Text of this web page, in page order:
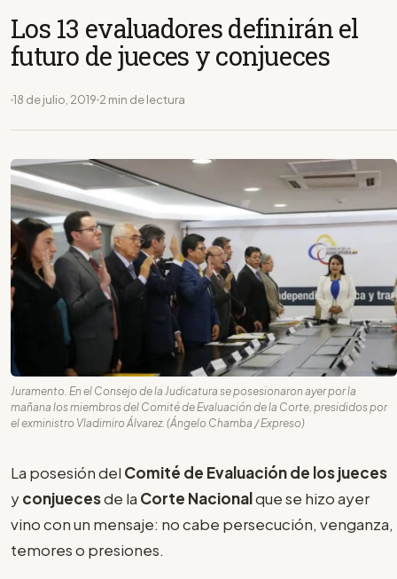
Los 13 evaluadores definirán el
futuro de jueces y conjueces
18 de julio, 2019 2 min de lectura
Juramento. En el Consejo de la Judicatura se posesionaron ayer por la
mañana los miembros del Comité de Evaluación de la Corte, presididos por
el exministro Vladimiro Álvarez. (Ángelo Chamba / Expreso)
La posesión del Comité de Evaluación de los jueces
yconjuecesde la Corte Nacionalque se hizo ayer
vino con un mensaje: no cabe persecución, venganza,
temores o presiones.